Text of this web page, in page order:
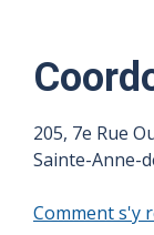
205, 7e Rue
Sainte-Anne-
Comment s'y